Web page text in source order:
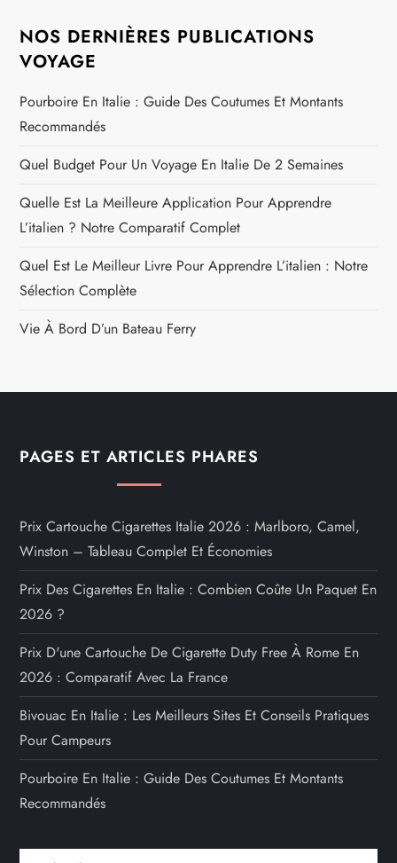
NOS DERNIÈRES PUBLICATIONS
VOYAGE
Pourboire En Italie : Guide Des Coutumes Et Montants
Recommandés
Quel Budget Pour Un Voyage En Italie De 2 Semaines
Quelle Est La Meilleure Application Pour Apprendre
L’italien ? Notre Comparatif Complet
Quel Est Le Meilleur Livre Pour Apprendre L’italien : Notre
Sélection Complète
Vie À Bord D’un Bateau Ferry
PAGES ET ARTICLES PHARES
Prix Cartouche Cigarettes Italie 2026 : Marlboro, Camel,
Winston – Tableau Complet Et Économies
Prix Des Cigarettes En Italie : Combien Coûte Un Paquet En
2026 ?
Prix D'une Cartouche De Cigarette Duty Free À Rome En
2026 : Comparatif Avec La France
Bivouac En Italie : Les Meilleurs Sites Et Conseils Pratiques
Pour Campeurs
Pourboire En Italie : Guide Des Coutumes Et Montants
Recommandés